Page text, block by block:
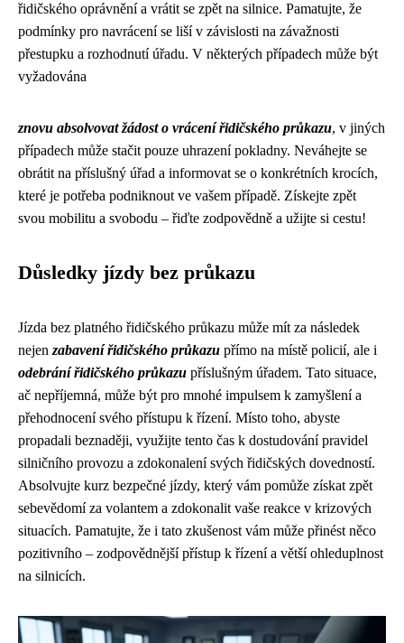
řidičského oprávnění a vrátit se zpět na silnice. Pamatujte, že
podmínky pro navrácení se liší v závislosti na závažnosti
přestupku a rozhodnutí úřadu. V některých případech může být
vyžadována
znovu absolvovat žádost o vrácení řidičského průkazu, v jiných
případech může stačit pouze uhrazení pokladny. Neváhejte se
obrátit na příslušný úřad a informovat se o konkrétních krocích,
které je potřeba podniknout ve vašem případě. Získejte zpět
svou mobilitu a svobodu – řiďte zodpovědně a užijte si cestu!
Důsledky jízdy bez průkazu
Jízda bez platného řidičského průkazu může mít za následek
nejen zabavení řidičského průkazu přímo na místě policií, ale i
odebrání řidičského průkazu příslušným úřadem. Tato situace,
ač nepříjemná, může být pro mnohé impulsem k zamyšlení a
přehodnocení svého přístupu k řízení. Místo toho, abyste
propadali beznaději, využijte tento čas k dostudování pravidel
silničního provozu a zdokonalení svých řidičských dovedností.
Absolvujte kurz bezpečné jízdy, který vám pomůže získat zpět
sebevědomí za volantem a zdokonalit vaše reakce v krizových
situacích. Pamatujte, že i tato zkušenost vám může přinést něco
pozitivního – zodpovědnější přístup k řízení a větší ohleduplnost
na silnicích.